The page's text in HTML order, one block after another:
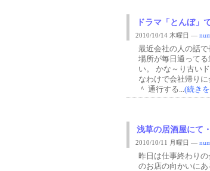
ドラマ「とんぼ」
2010/10/14 木曜日 —
最近会社の人の話
場所が毎日通って
い。 かな～り古い
なわけで会社帰り
＾ 通行する...(続き
浅草の居酒屋にて
2010/10/11 月曜日 —
昨日は仕事終わり
のお店の向かいに